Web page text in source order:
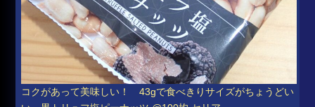
コクがあって美味しい！ 43gで食べきりサイズがちょうどい